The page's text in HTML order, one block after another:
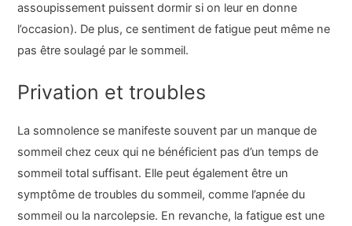
assoupissement puissent dormir si on leur en donne
l’occasion). De plus, ce sentiment de fatigue peut même ne
pas être soulagé par le sommeil.
Privation et troubles
La somnolence se manifeste souvent par un manque de
sommeil chez ceux qui ne bénéficient pas d’un temps de
sommeil total suffisant. Elle peut également être un
symptôme de troubles du sommeil, comme l’apnée du
sommeil ou la narcolepsie. En revanche, la fatigue est une